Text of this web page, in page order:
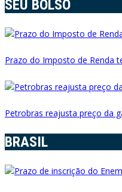
SEU BOLSO
Prazo do Imposto de Renda
Petrobras reajusta preço da
BRASIL